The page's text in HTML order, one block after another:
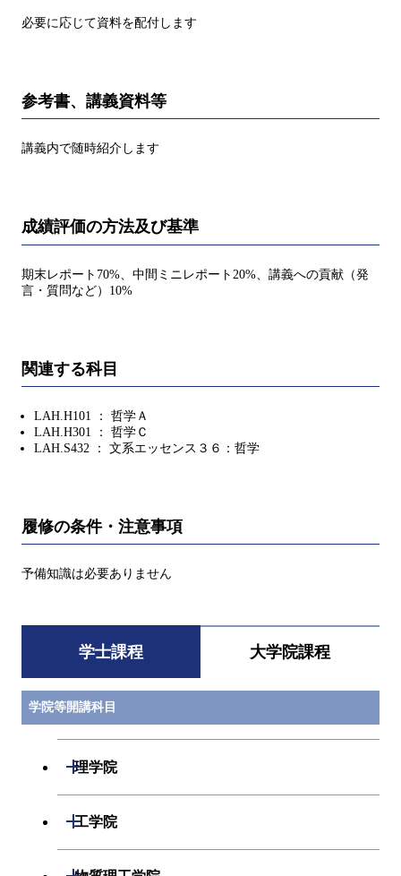
必要に応じて資料を配付します
参考書、講義資料等
講義内で随時紹介します
成績評価の方法及び基準
期末レポート70%、中間ミニレポート20%、講義への貢献（発
言・質問など）10%
関連する科目
LAH.H101 ： 哲学Ａ
LAH.H301 ： 哲学Ｃ
LAH.S432 ： 文系エッセンス３６：哲学
履修の条件・注意事項
予備知識は必要ありません
学士課程 大学院課程
学院等開講科目
理学院
開閉
工学院
開閉
機械系
開閉